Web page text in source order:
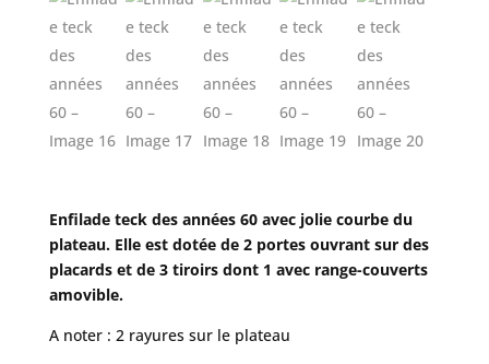
Enfilade teck des années 60 avec jolie courbe du
plateau. Elle est dotée de 2 portes ouvrant sur des
placards et de 3 tiroirs dont 1 avec range-couverts
amovible.
A noter : 2 rayures sur le plateau